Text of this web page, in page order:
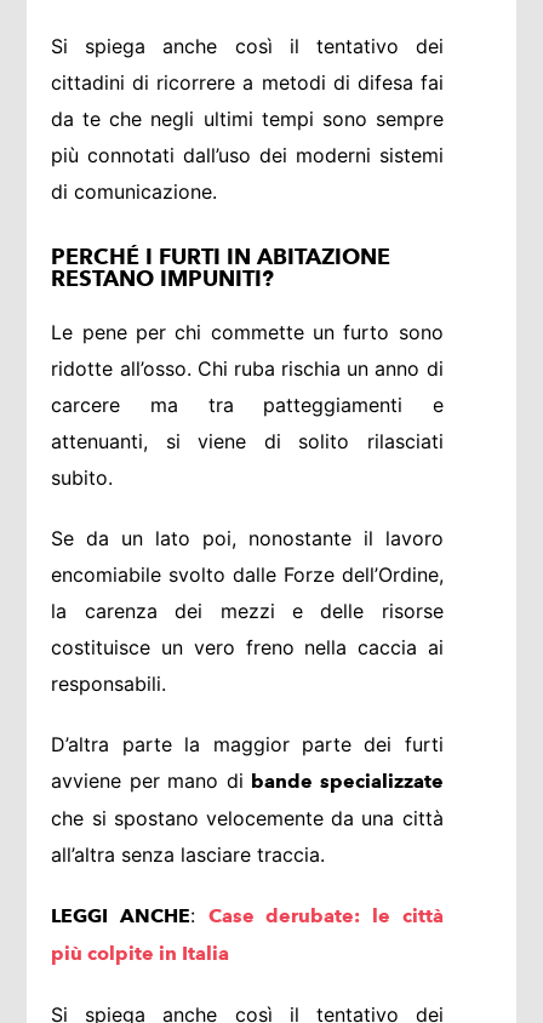
Si spiega anche così il tentativo dei
cittadini di ricorrere a metodi di difesa fai
da te che negli ultimi tempi sono sempre
più connotati dall’uso dei moderni sistemi
di comunicazione.
PERCHÉ I FURTI IN ABITAZIONE
RESTANO IMPUNITI?
Le pene per chi commette un furto sono
ridotte all’osso. Chi ruba rischia un anno di
carcere ma tra patteggiamenti e
attenuanti, si viene di solito rilasciati
subito.
Se da un lato poi, nonostante il lavoro
encomiabile svolto dalle Forze dell’Ordine,
la carenza dei mezzi e delle risorse
costituisce un vero freno nella caccia ai
responsabili.
D’altra parte la maggior parte dei furti
avviene per mano di bande specializzate
che si spostano velocemente da una città
all’altra senza lasciare traccia.
LEGGI ANCHE: Case derubate: le città
più colpite in Italia
Si spiega anche così il tentativo dei